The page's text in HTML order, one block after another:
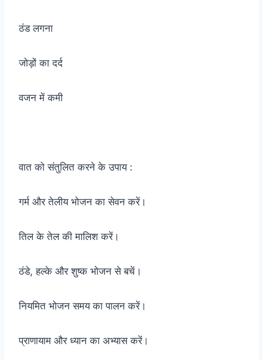
ठंड लगना
जोड़ों का दर्द
वजन में कमी
वात को संतुलित करने के उपाय :
गर्म और तेलीय भोजन का सेवन करें।
तिल के तेल की मालिश करें।
ठंडे, हल्के और शुष्क भोजन से बचें।
नियमित भोजन समय का पालन करें।
प्राणायाम और ध्यान का अभ्यास करें।